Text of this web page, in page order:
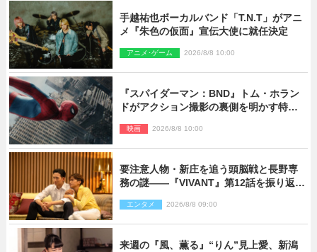
手越祐也ボーカルバンド「T.N.T」がアニ
メ『朱色の仮面』宣伝大使に就任決定
アニメ･ゲーム 2026/8/8 10:00
『スパイダーマン：BND』トム・ホラン
ドがアクション撮影の裏側を明かす特別
映画 2026/8/8 10:00
要注意人物・新庄を追う頭脳戦と長野専
務の謎――『VIVANT』第12話を振り返
エンタメ 2026/8/8 09:00
来週の『風、薫る』“りん”見上愛、新潟